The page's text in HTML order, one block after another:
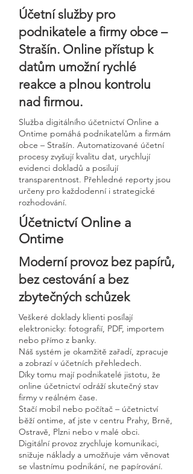
Účetní služby pro
podnikatele a firmy obce –
Strašín. Online přístup k
datům umožní rychlé
reakce a plnou kontrolu
nad firmou.
Služba digitálního účetnictví Online a
Ontime pomáhá podnikatelům a firmám
obce – Strašín. Automatizované účetní
procesy zvyšují kvalitu dat, urychlují
evidenci dokladů a posilují
transparentnost. Přehledné reporty jsou
určeny pro každodenní i strategické
rozhodování.
Účetnictví Online a
Ontime
Moderní provoz bez papírů,
bez cestování a bez
zbytečných schůzek
Veškeré doklady klienti posílají
elektronicky: fotografií, PDF, importem
nebo přímo z banky.
Náš systém je okamžitě zařadí, zpracuje
a zobrazí v účetních přehledech.
Díky tomu mají podnikatelé jistotu, že
online účetnictví odráží skutečný stav
firmy v reálném čase.
Stačí mobil nebo počítač – účetnictví
běží ontime, ať jste v centru Prahy, Brně,
Ostravě, Plzni nebo v malé obci.
Digitální provoz zrychluje komunikaci,
snižuje náklady a umožňuje vám věnovat
se vlastnímu podnikání, ne papírování.